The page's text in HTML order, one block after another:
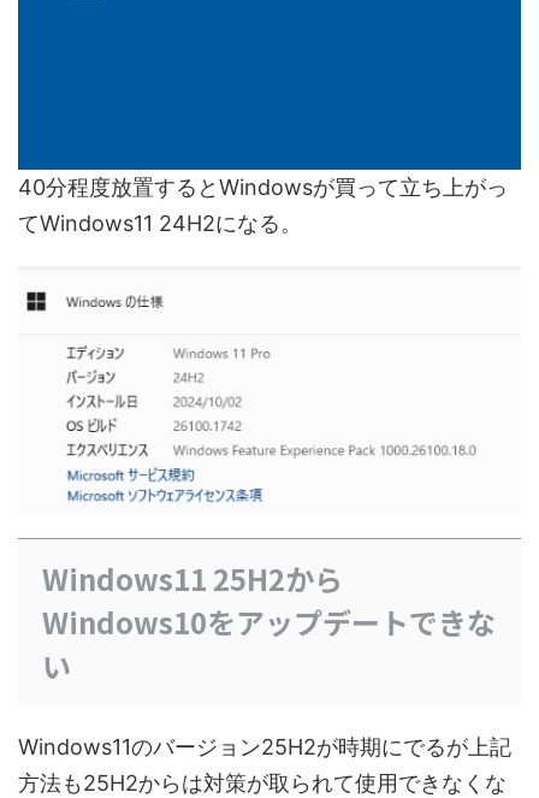
40分程度放置するとWindowsが買って立ち上がっ
てWindows11 24H2になる。
Windows11 25H2から
Windows10をアップデートできな
い
Windows11のバージョン25H2が時期にでるが上記
方法も25H2からは対策が取られて使用できなくな